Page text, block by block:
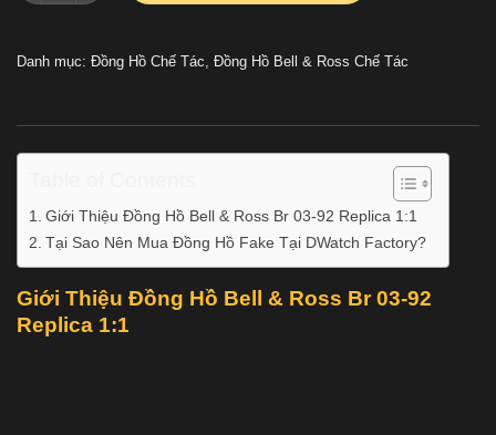
Danh mục: Đồng Hồ Chế Tác Đồng Hồ Bell & Ross Chế Tác
Giới Thiệu Đồng Hồ Bell & Ross Br 03-92 Replica 1:1
Tại Sao Nên Mua Đồng Hồ Fake Tại DWatch Factory?
Giới Thiệu Đồng Hồ Bell & Ross Br 03-92
Replica 1:1